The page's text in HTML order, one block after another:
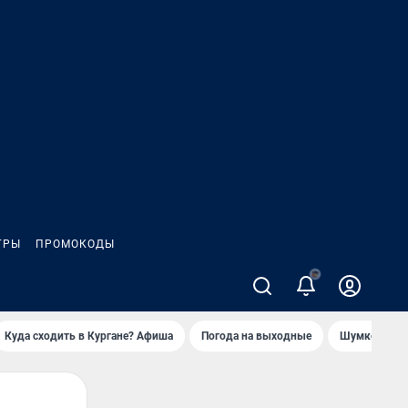
ПРОМОКОДЫ
Куда сходить в Кургане? Афиша Погода на выходные Шумков в